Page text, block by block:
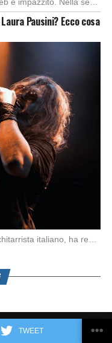
TWEET
Pausini? Ecco cosa